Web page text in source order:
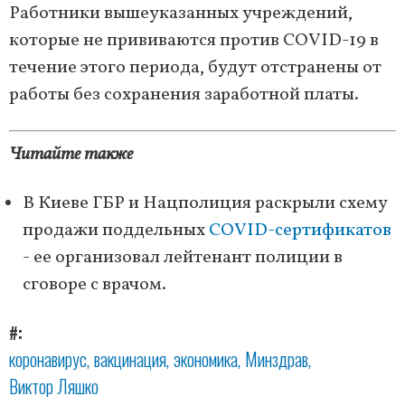
Работники вышеуказанных учреждений,
которые не прививаются против COVID-19 в
течение этого периода, будут отстранены от
работы без сохранения заработной платы.
Читайте также
В Киеве ГБР и Нацполиция раскрыли схему
продажи поддельныхCOVID-сертификатов
- ее организовал лейтенант полиции в
сговоре с врачом.
#
коронавирус вакцинация экономика Минздрав
Виктор Ляшко